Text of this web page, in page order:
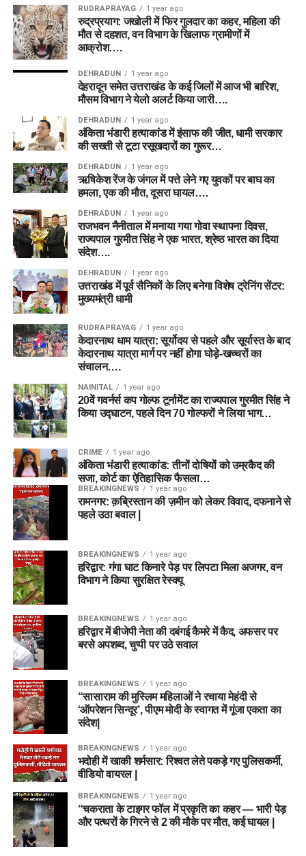
RUDRAPRAYAG 1 year ago
रुद्रप्रयाग: जखोली में फिर गुलदार का कहर, महिला की
मौत से दहशत, वन विभाग के खिलाफ ग्रामीणों में
आक्रोश….
DEHRADUN 1 year ago
देहरादून समेत उत्तराखंड के कई जिलों में आज भी बारिश,
मौसम विभाग ने येलो अलर्ट किया जारी….
DEHRADUN 1 year ago
अंकिता भंडारी हत्याकांड में इंसाफ की जीत, धामी सरकार
की सख्ती से टूटा रसूखदारों का गुरूर…
DEHRADUN 1 year ago
ऋषिकेश रेंज के जंगल में पत्ते लेने गए युवकों पर बाघ का
हमला, एक की मौत, दूसरा घायल….
DEHRADUN 1 year ago
राजभवन नैनीताल में मनाया गया गोवा स्थापना दिवस,
राज्यपाल गुरमीत सिंह ने एक भारत, श्रेष्ठ भारत का दिया
संदेश….
DEHRADUN 1 year ago
उत्तराखंड में पूर्व सैनिकों के लिए बनेगा विशेष ट्रेनिंग सेंटर:
मुख्यमंत्री धामी
RUDRAPRAYAG 1 year ago
केदारनाथ धाम यात्रा: सूर्योदय से पहले और सूर्यास्त के बाद
केदारनाथ यात्रा मार्ग पर नहीं होगा घोड़े-खच्चरों का
संचालन….
NAINITAL 1 year ago
20वें गवर्नर्स कप गोल्फ टूर्नामेंट का राज्यपाल गुरमीत सिंह ने
किया उद्घाटन, पहले दिन 70 गोल्फरों ने लिया भाग…
CRIME 1 year ago
अंकिता भंडारी हत्याकांड: तीनों दोषियों को उम्रकैद की
सजा, कोर्ट का ऐतिहासिक फैसला…
BREAKINGNEWS 1 year ago
रामनगर: क़ब्रिस्तान की ज़मीन को लेकर विवाद, दफनाने से
पहले उठा बवाल |
BREAKINGNEWS 1 year ago
हरिद्वार: गंगा घाट किनारे पेड़ पर लिपटा मिला अजगर, वन
विभाग ने किया सुरक्षित रेस्क्यू
BREAKINGNEWS 1 year ago
हरिद्वार में बीजेपी नेता की दबंगई कैमरे में कैद, अफसर पर
बरसे अपशब्द, चुप्पी पर उठे सवाल
BREAKINGNEWS 1 year ago
“सासाराम की मुस्लिम महिलाओं ने रचाया मेहंदी से
‘ऑपरेशन सिन्दूर’, पीएम मोदी के स्वागत में गूंजा एकता का
संदेश|
BREAKINGNEWS 1 year ago
भदोही में खाकी शर्मसार: रिश्वत लेते पकड़े गए पुलिसकर्मी,
वीडियो वायरल |
BREAKINGNEWS 1 year ago
“चकराता के टाइगर फॉल में प्रकृति का कहर — भारी पेड़
और पत्थरों के गिरने से 2 की मौके पर मौत, कई घायल |